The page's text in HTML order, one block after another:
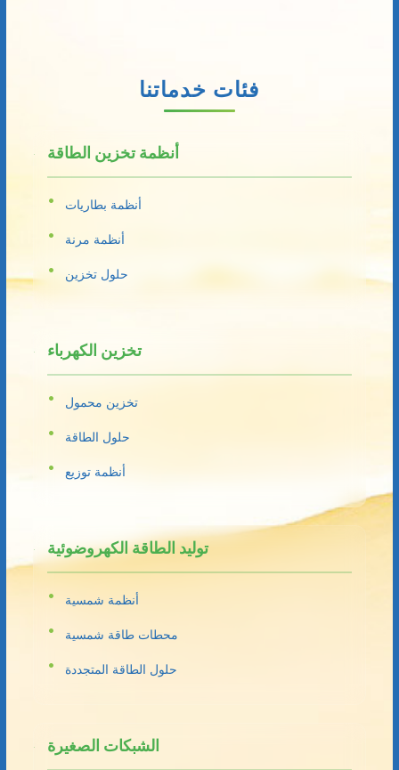
فئات خدماتنا
أنظمة تخزين الطاقة
أنظمة بطاريات
أنظمة مرنة
حلول تخزين
تخزين الكهرباء
تخزين محمول
حلول الطاقة
أنظمة توزيع
توليد الطاقة الكهروضوئية
أنظمة شمسية
محطات طاقة شمسية
حلول الطاقة المتجددة
الشبكات الصغيرة